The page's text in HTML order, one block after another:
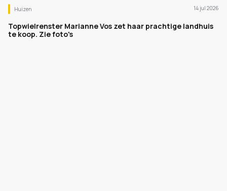
Huizen 14 jul 2026
Topwielrenster Marianne Vos zet haar prachtige landhuis
te koop. Zie foto's